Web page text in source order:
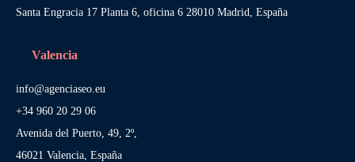
Santa Engracia 17 Planta 6, oficina 6 28010 Madrid, España
Valencia
info@agenciaseo.eu
+34 960 20 29 06
Avenida del Puerto, 49, 2º,
46021 Valencia, España